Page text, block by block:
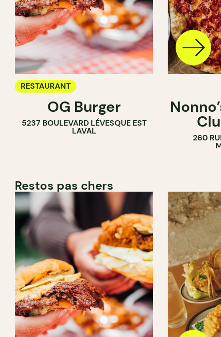
RESTAURANT
OG Burger
5237 BOULEVARD LÉVESQUE EST
LAVAL
260
Restos pas chers